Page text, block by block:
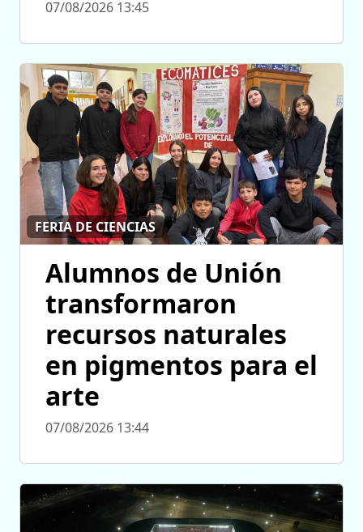
07/08/2026 13:45
FERIA DE CIENCIAS
Alumnos de Unión
transformaron
recursos naturales
en pigmentos para el
arte
07/08/2026 13:44